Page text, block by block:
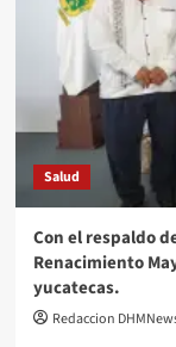
Salud
Con el respaldo
Renacimiento
yucatecas.
Redaccion